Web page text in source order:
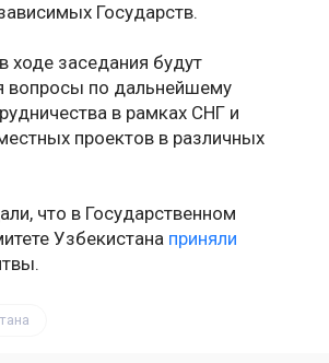
Государств.
ходе заседания будут
вопросы по дальнейшему
в рамках СНГ и
проектов в различных
что в Государственном
Узбекистана приняли